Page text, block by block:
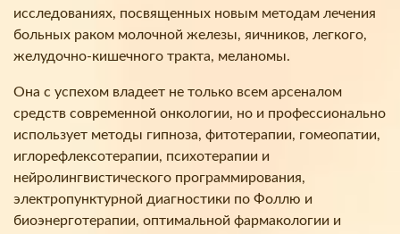
исследованиях, посвященных новым методам лечения
больных раком молочной железы, яичников, легкого,
желудочно-кишечного тракта, меланомы.
Она с успехом владеет не только всем арсеналом
средств современной онкологии, но и профессионально
использует методы гипноза, фитотерапии, гомеопатии,
иглорефлексотерапии, психотерапии и
нейролингвистического программирования,
электропунктурной диагностики по Фоллю и
биоэнерготерапии, оптимальной фармакологии и